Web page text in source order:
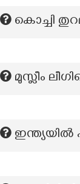
കൊച്ചി
മുസ്ലീം